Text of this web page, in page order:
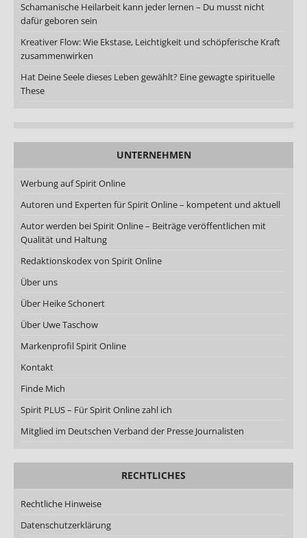
Schamanische Heilarbeit kann jeder lernen – Du musst nicht
dafür geboren sein
Kreativer Flow: Wie Ekstase, Leichtigkeit und schöpferische Kraft
zusammenwirken
Hat Deine Seele dieses Leben gewählt? Eine gewagte spirituelle
These
UNTERNEHMEN
Werbung auf Spirit Online
Autoren und Experten für Spirit Online – kompetent und aktuell
Autor werden bei Spirit Online – Beiträge veröffentlichen mit
Qualität und Haltung
Redaktionskodex von Spirit Online
Über uns
Über Heike Schonert
Über Uwe Taschow
Markenprofil Spirit Online
Kontakt
Finde Mich
Spirit PLUS – Für Spirit Online zahl ich
Mitglied im Deutschen Verband der Presse Journalisten
RECHTLICHES
Rechtliche Hinweise
Datenschutzerklärung